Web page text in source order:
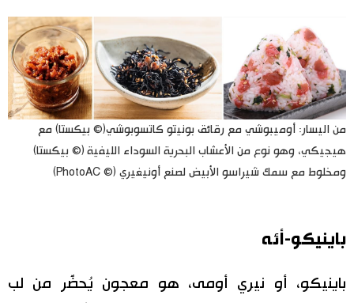
من اليسار: أوميبوشي مع رقائق بونيتو ​​كاتسوبوشي(© بيكستا) مع
هيجيكي، وهو نوع من الأعشاب البحرية السوداء الليفية (© بيكستا)
ومخلوط مع سمك شيراسو الأبيض لصنع أونيغيري (© PhotoAC)
باينيكو-أئه
باينيكو، أو نيري أومى، هو معجون يُحضَّر من لب